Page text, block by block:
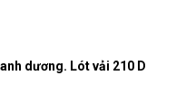
dương. Lót vải 210 D